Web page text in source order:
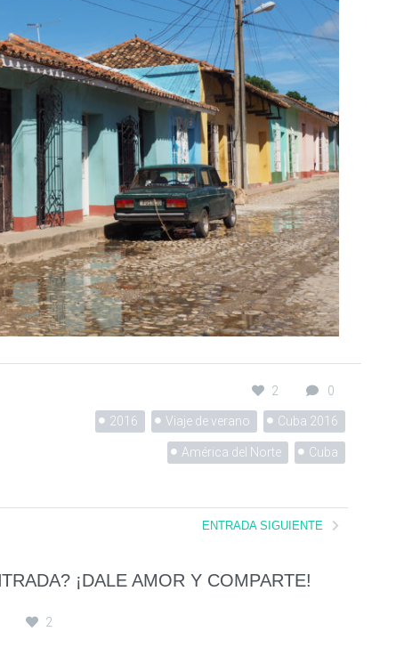
2
0
2016 Viaje de verano Cuba 2016
América del Norte Cuba
ENTRADA SIGUIENTE
¡DALE AMOR Y COMPARTE!
2